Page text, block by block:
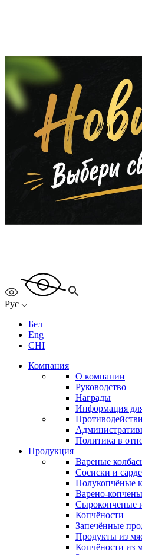
Рус
Бел
Eng
CHI
Компания
О компании
Руководство
Награды
Информация
Политика в
Продукция
Вареные
Сосиски и
Полукопчёные
Варено-
Сырокопченые
Копчёности
Запечённые
Продукты из
Копчёности из